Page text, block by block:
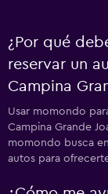
¿Por qué
reservar un
Campina
Usar momondo
Campina Grande
momondo busca
autos para